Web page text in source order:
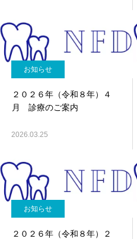
お知らせ
２０２６年（令和８年）４
月 診療のご案内
2026.03.25
お知らせ
２０２６年（令和８年）２